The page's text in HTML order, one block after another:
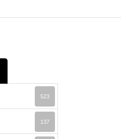
523
137